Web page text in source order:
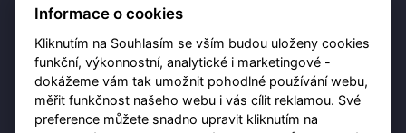
© 2026 Destinační portál provozujeBrána Jihlavy,
příspěvková organizace. Všechna práva vyhrazena.
Informace o cookies
Kliknutím na Souhlasím se vším budou uloženy cookies
funkční, výkonnostní, analytické i marketingové -
dokážeme vám tak umožnit pohodlné používání webu,
měřit funkčnost našeho webu i vás cílit reklamou. Své
preference můžete snadno upravit kliknutím na